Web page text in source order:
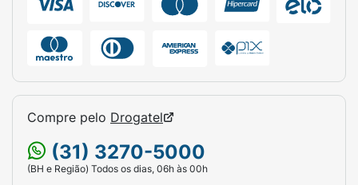
Compre pelo Drogatel
(31) 3270-5000
(BH e Região) Todos os dias, 06h às 00h